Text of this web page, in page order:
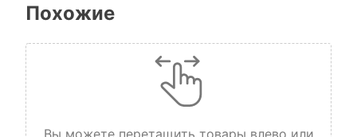
Похожие